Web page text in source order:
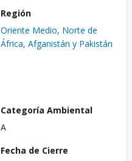
Región
Oriente Medio, Norte de
África, Afganistán y Pakistán
Categoría Ambiental
A
Fecha de Cierre